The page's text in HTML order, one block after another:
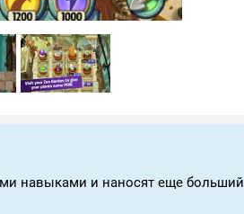
навыками и наносят еще больший